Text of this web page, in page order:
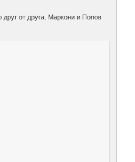
от друга. Маркони и Попов